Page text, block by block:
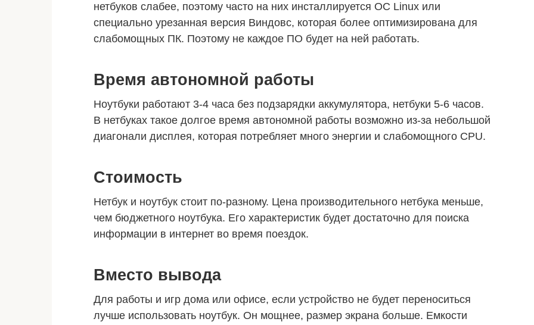
нетбуков слабее, поэтому часто на них инсталлируется ОС Linux или
специально урезанная версия Виндовс, которая более оптимизирована для
слабомощных ПК. Поэтому не каждое ПО будет на ней работать.
Время автономной работы
Ноутбуки работают 3-4 часа без подзарядки аккумулятора, нетбуки 5-6 часов.
В нетбуках такое долгое время автономной работы возможно из-за небольшой
диагонали дисплея, которая потребляет много энергии и слабомощного CPU.
Стоимость
Нетбук и ноутбук стоит по-разному. Цена производительного нетбука меньше,
чем бюджетного ноутбука. Его характеристик будет достаточно для поиска
информации в интернет во время поездок.
Вместо вывода
Для работы и игр дома или офисе, если устройство не будет переноситься
лучше использовать ноутбук. Он мощнее, размер экрана больше. Емкости